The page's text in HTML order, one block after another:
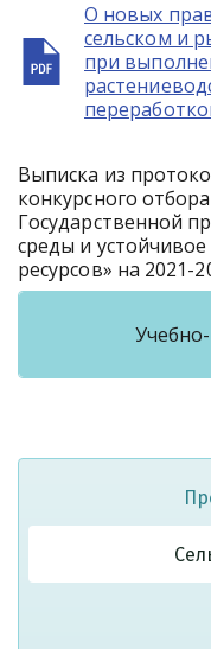
О новых
сельском и
при
Выписка из
конкурсного
Государственной
среды и
ресурсов» на 2021-